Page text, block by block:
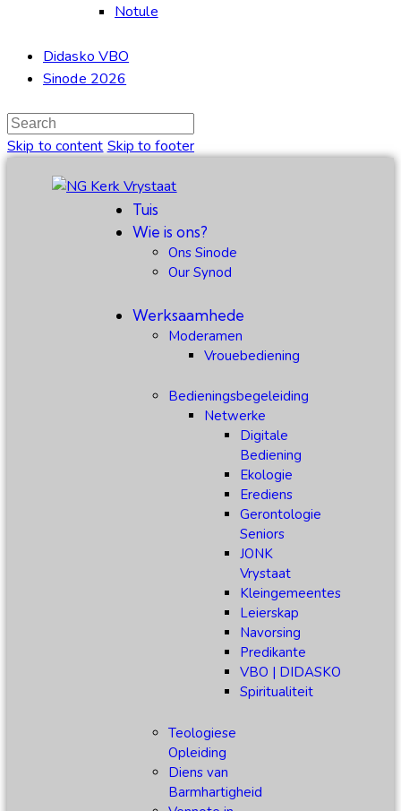
Notule
Didasko VBO
Sinode 2026
Skip to content Skip to footer
Tuis
Wie is ons?
Ons Sinode
Our Synod
Werksaamhede
Moderamen
Vrouebediening
Bedieningsbegeleiding
Netwerke
Digitale
Bediening
Ekologie
Erediens
Gerontologie
Seniors
JONK
Vrystaat
Kleingemeentes
Leierskap
Navorsing
Predikante
VBO | DIDASKO
Spiritualiteit
Teologiese
Opleiding
Diens van
Barmhartigheid